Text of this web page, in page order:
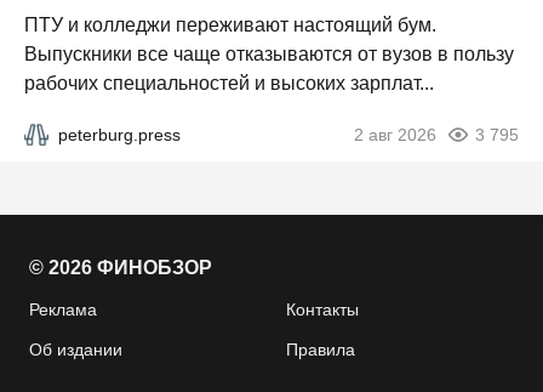
ПТУ и колледжи переживают настоящий бум.
Выпускники все чаще отказываются от вузов в пользу
рабочих специальностей и высоких зарплат...
peterburg.press 2 авг 2026 3 795
© 2026 ФИНОБЗОР
Реклама Контакты
Об издании Правила